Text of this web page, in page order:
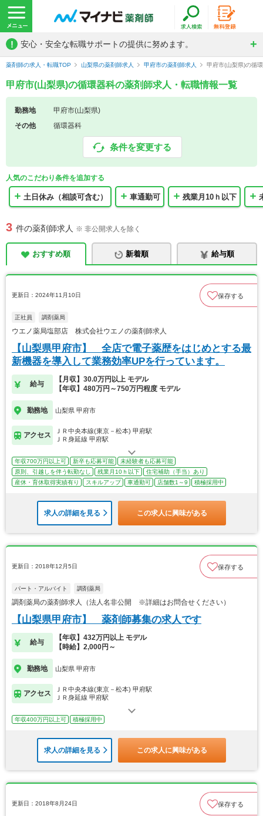
! 安心・安全な転職サポートの提供に努めます。
薬剤師の求人・転職TOP 山梨県の薬剤師求人 甲府市の薬剤師求人 甲府市(山梨県)の循
甲府市(山梨県)の循環器科の薬剤師求人・転職情報一覧
勤務地
甲府市(山梨県)
その他
循環器科
条件を変更する
人気のこだわり条件を追加する
土日休み（相談可含む） 車通勤可 残業月10ｈ以下
3 件の薬剤師求人 ※ 非公開求人を除く
おすすめ順 新着順 給与順
更新日：2024年11月10日 保存する
正社員 調剤薬局
ウエノ薬局塩部店 株式会社ウエノの薬剤師求人
【山梨県甲府市】 全店で電子薬歴をはじめとする最
新機器を導入して業務効率UPを行っています。
給与
【月収】30.0万円以上 モデル
【年収】480万円～750万円程度 モデル
勤務地 山梨県 甲府市
アクセス
ＪＲ中央本線(東京－松本) 甲府駅
ＪＲ身延線 甲府駅
年収700万円以上可 新卒も応募可能
未経験者も応募可能
原則、引越しを伴う転勤なし
残業月10ｈ以下
住宅補助（手当）あり
産休・育休取得実績有り
スキルアップ 車通勤可 店舗数1～9 積極採用中
求人の詳細を見る この求人に興味がある
更新日：2018年12月5日 保存する
パート・アルバイト 調剤薬局
調剤薬局の薬剤師求人（法人名非公開 ※詳細はお問合せください）
【山梨県甲府市】 薬剤師募集の求人です
給与
【年収】432万円以上 モデル
【時給】2,000円～
勤務地 山梨県 甲府市
アクセス
ＪＲ中央本線(東京－松本) 甲府駅
ＪＲ身延線 甲府駅
年収400万円以上可 積極採用中
求人の詳細を見る この求人に興味がある
更新日：2018年8月24日 保存する